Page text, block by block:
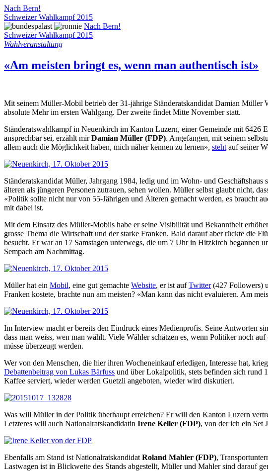
Nach Bern!
Schweizer Wahlkampf 2015
Nach Bern!
Schweizer Wahlkampf 2015
Wahlveranstaltung
«Am meisten bringt es, wenn man authentisch ist»
Mit seinem Müller-Mobil betrieb der 31-jährige Ständeratskandidat Damian Müller
absolute Mehr im ersten Wahlgang. Der zweite findet Mitte November statt.
Ständeratswahlkampf in Neuenkirch im Kanton Luzern, einer Gemeinde mit 6426
ansprechbar sei, erzählt mirDamian Müller (FDP). Angefangen, mit seinem
allem auch die Möglichkeit haben, mich näher kennen zu lernen», steht auf seiner
Ständeratskandidat Müller, Jahrgang 1984, ledig und im Wohn- und
älteren als jüngeren Personen zutrauen, sehen wollen. Müller selbst glaubt nicht,
«Politik sollte nicht nur von 55-Jährigen und Älteren gemacht werden, es braucht
mit dabei ist.
Mit dem Einsatz des Müller-Mobils habe er seine Visibilität und Bekanntheit
grosse Thema die Wirtschaft und der starke Franken. Bald darauf aber rückte die
besucht. Er war an 17 Samstagen unterwegs, die um 7 Uhr in Hitzkirch begannen
Sempach am Nachmittag.
Müller hat ein Mobil, eine gut gemachte Website, er ist aufTwitter(427 Followers)
Franken kostete, brachte nun am meisten? «Man kann das nicht evaluieren. Am
Im Interview macht er bereits den Eindruck eines Medienprofis. Seine Antworten
dass man weiss, wen man wählt. Viele Wähler schätzen es, wenn Politiker noch
müsse überzeugt werden.
Wer von den Menschen, die hier ihren Wocheneinkauf erledigen, Interesse hat,
Debattenbeitrag von Lukas Bärfuss und über Lokalpolitik, stets befinden sich rund
Kaffee serviert, wieder werden Guetzli angeboten, wieder wird diskutiert.
Was will Müller in der Politik überhaupt erreichen? Er will den Kanton Luzern
Letzteres will auch Nationalratskandidatin Irene Keller (FDP), von der ich ein Set
Ebenfalls am Stand ist Nationalratskandidat Roland Mahler (FDP),
Lastwagen ist in Blickweite des Stands abgestellt, Müller und Mahler sind darauf